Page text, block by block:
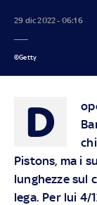
29 dic 2022 - 06:16
©Getty
D
Pistons, ma i
lunghezze sul
lega. Per lui